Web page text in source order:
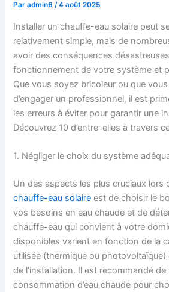
Paradmin6/4 août 2025
Installer un chauffe-eau solaire peut
relativement simple, mais de
avoir des conséquences
fonctionnement de votre système et
Que vous soyez bricoleur ou que
d’engager un professionnel, il est
les erreurs à éviter pour garantir une
Découvrez 10 d’entre-elles à travers
1. Négliger le choix du système
Un des aspects les plus cruciaux lors
chauffe-eau solaire est de choisir le
vos besoins en eau chaude et de
chauffe-eau qui convient à votre
disponibles varient en fonction de la
utilisée (thermique ou photovoltaïque)
de l’installation. Il est recommandé
consommation d’eau chaude pour